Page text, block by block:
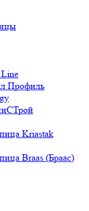
Line
Профиль
Kriastak
Braas (Браас)